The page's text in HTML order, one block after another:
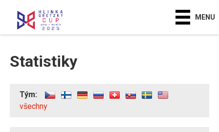
MENU
Statistiky
Tým:
všechny